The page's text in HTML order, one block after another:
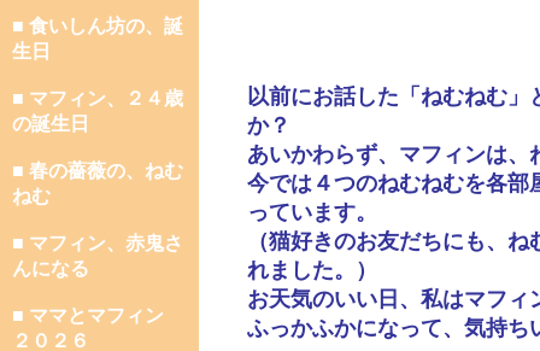
■ 食いしん坊の、誕
生日
■ マフィン、２４歳
の誕生日
■ 春の薔薇の、ねむ
ねむ
■ マフィン、赤鬼さ
んになる
■ ママとマフィン
２０２６
以前にお話した「ねむねむ
か？
あいかわらず、マフィンは、
今では４つのねむねむを各部
っています。
（猫好きのお友だちにも、
れました。）
お天気のいい日、私はマフ
ふっかふかになって、気持ち